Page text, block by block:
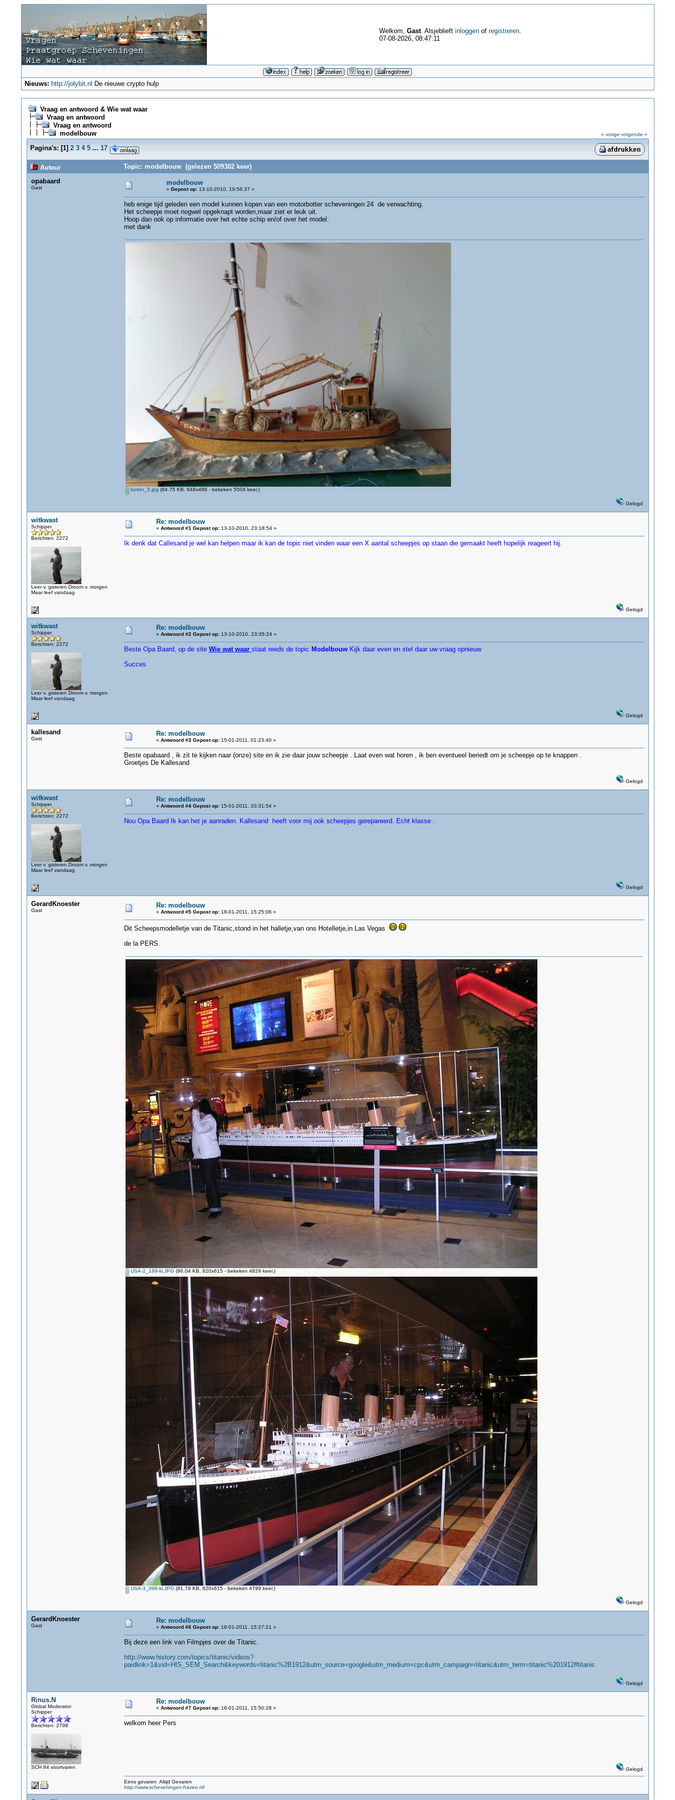
Welkom, Gast. Alsjeblieft inloggenof registreren.
07-08-2026, 08:47:11
Nieuws: http://jolybit.nl De nieuwe crypto hulp
Vraag en antwoord & Wie wat waar
Vraag en antwoord
Vraag en antwoord
modelbouw
« vorige volgende »
Pagina's: [1] 2 3 4 5 ... 17
Auteur
Topic: modelbouw (gelezen 509302 keer)
opabaard
Gast
modelbouw
« Gepost op:13-10-2010, 19:56:37 »
heb enige tijd geleden een model kunnen kopen van een motorbotter scheveningen 24 de verwachting.
Het scheepje moet nogwel opgeknapt worden,maar ziet er leuk uit.
Hoop dan ook op informatie over het echte schip en/of over het model.
met dank
botter_5.jpg (64.75 KB, 648x486 - bekeken 5504 keer.)
Gelogd
witkwast
Schipper
Berichten: 2272
Leer v. gisteren Droom v. morgen
Maar leef vandaag
Re: modelbouw
« Antwoord #1 Gepost op:13-10-2010, 23:18:54 »
Ik denk dat Callesand je wel kan helpen maar ik kan de topic niet vinden waar een X aantal scheepjes op staan die gemaakt heeft hopelijk reageert hij.
Gelogd
witkwast
Schipper
Berichten: 2272
Leer v. gisteren Droom v. morgen
Maar leef vandaag
Re: modelbouw
« Antwoord #2 Gepost op:13-10-2010, 23:35:24 »
Beste Opa Baard, op de site Wie wat waar staat reeds de topic ModelbouwKijk daar even en stel daar uw vraag opnieuw
Succes
Gelogd
kallesand
Gast
Re: modelbouw
« Antwoord #3 Gepost op:15-01-2011, 01:23:40 »
Beste opabaard , ik zit te kijken naar (onze) site en ik zie daar jouw scheepje . Laat even wat horen , ik ben eventueel beriedt om je scheepje op te knappen .
Groetjes De Kallesand
Gelogd
witkwast
Schipper
Berichten: 2272
Leer v. gisteren Droom v. morgen
Maar leef vandaag
Re: modelbouw
« Antwoord #4 Gepost op:15-01-2011, 20:31:54 »
Nou Opa Baard Ik kan het je aanraden. Kallesand heeft voor mij ook scheepjes gerepareerd. Echt klasse .
Gelogd
GerardKnoester
Gast
Re: modelbouw
« Antwoord #5 Gepost op:18-01-2011, 15:25:06 »
Dit Scheepsmodelletje van de Titanic,stond in het halletje,van ons Hotelletje,in Las Vegas
de la PERS.
USA-2_189-kl.JPG (96.04 KB, 820x615 - bekeken 4829 keer.)
USA-3_096-kl.JPG (91.79 KB, 820x615 - bekeken 4799 keer.)
Gelogd
GerardKnoester
Gast
Re: modelbouw
« Antwoord #6 Gepost op:18-01-2011, 15:27:21 »
Bij deze een link van Filmpjes over de Titanic.
http://www.history.com/topics/titanic/videos?
paidlink=1&vid=HIS_SEM_Search&keywords=titanic%2B1912&utm_source=google&utm_medium=cpc&utm_campaign=titanic&utm_term=titanic%201912#titanic
Gelogd
Rinus.N
Global Moderator
Schipper
Berichten: 2798
SCH 84 voortvaren
Re: modelbouw
« Antwoord #7 Gepost op:18-01-2011, 15:50:28 »
welkom heer Pers
Gelogd
Eens gevaren Altijd Gevaren
http://www.scheveningen-haven.nl/